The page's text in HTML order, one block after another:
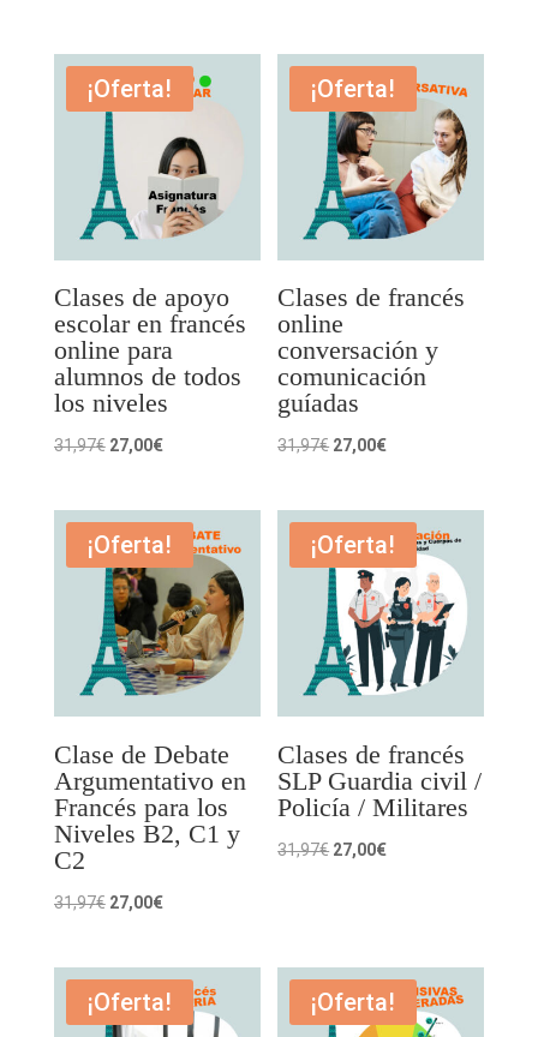
original
era:
31,97€.
actual
es:
27,00€.
¡Oferta!
Clases de apoyo
escolar en francés
online para
alumnos de todos
los niveles
31,97€ El
original
era:
31,97€.
27,00€El
actual
es:
27,00€.
¡Oferta!
Clases de francés
online
conversación y
comunicación
guíadas
31,97€ El
original
era:
31,97€.
27,00€El
actual
es:
27,00€.
¡Oferta!
Clase de Debate
Argumentativo en
Francés para los
Niveles B2, C1 y
C2
31,97€ El
original
era:
31,97€.
27,00€El
actual
es:
27,00€.
¡Oferta!
Clases de francés
SLP Guardia civil /
Policía / Militares
31,97€ El
31,97€.
27,00€El
27,00€.
¡Oferta! ¡Oferta!